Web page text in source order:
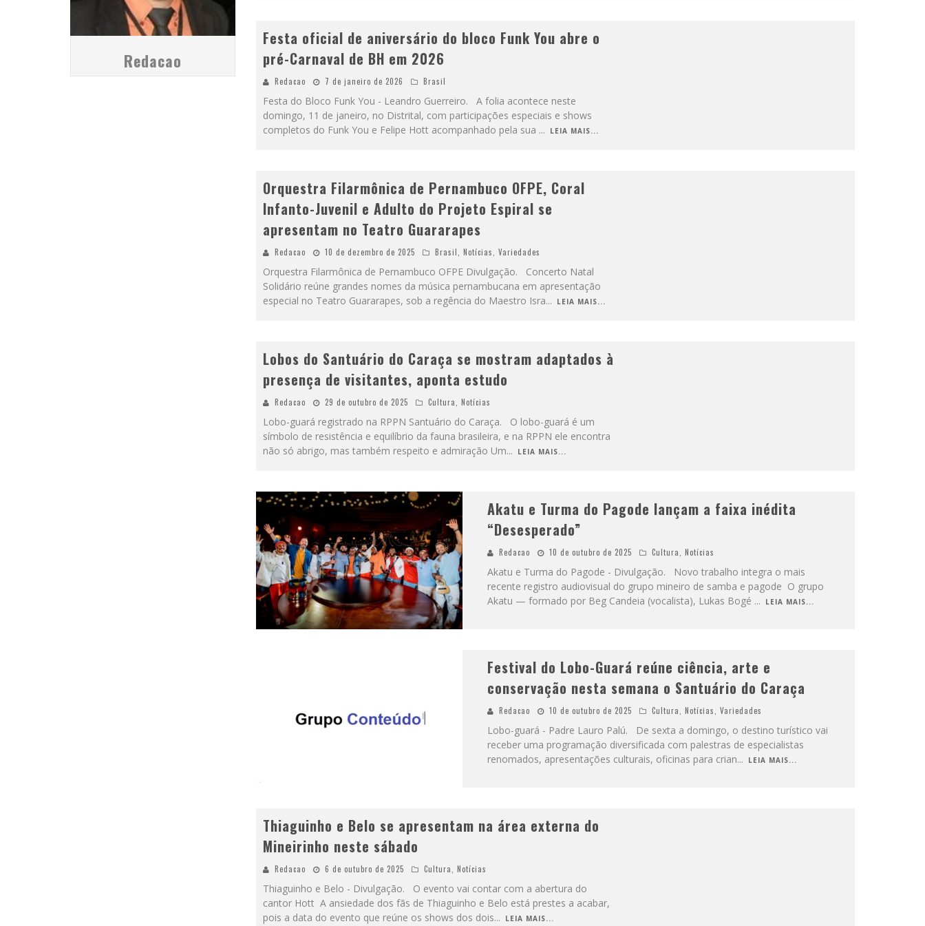
Redacao
Festa oficial de aniversário do bloco Funk You abre o
pré-Carnaval de BH em 2026
Redacao 7 de janeiro de 2026 Brasil
Festa do Bloco Funk You - Leandro Guerreiro. A folia acontece neste
domingo, 11 de janeiro, no Distrital, com participações especiais e shows
completos do Funk You e Felipe Hott acompanhado pela sua ... LEIA MAIS...
Orquestra Filarmônica de Pernambuco OFPE, Coral
Infanto-Juvenil e Adulto do Projeto Espiral se
apresentam no Teatro Guararapes
Redacao 10 de dezembro de 2025 Brasil Notícias Variedades
Orquestra Filarmônica de Pernambuco OFPE Divulgação. Concerto Natal
Solidário reúne grandes nomes da música pernambucana em apresentação
especial no Teatro Guararapes, sob a regência do Maestro Isra... LEIA MAIS...
Lobos do Santuário do Caraça se mostram adaptados à
presença de visitantes, aponta estudo
Redacao 29 de outubro de 2025 Cultura Notícias
Lobo-guará registrado na RPPN Santuário do Caraça. O lobo-guará é um
símbolo de resistência e equilíbrio da fauna brasileira, e na RPPN ele encontra
não só abrigo, mas também respeito e admiração Um... LEIA MAIS...
Akatu e Turma do Pagode lançam a faixa inédita
“Desesperado”
Redacao 10 de outubro de 2025 Cultura ,Notícias
Akatu e Turma do Pagode - Divulgação. Novo trabalho integra o mais
recente registro audiovisual do grupo mineiro de samba e pagode O grupo
Akatu — formado por Beg Candeia (vocalista), Lukas Bogé ... LEIA MAIS...
Festival do Lobo-Guará reúne ciência, arte e
conservação nesta semana o Santuário do Caraça
Redacao 10 de outubro de 2025 Cultura ,Notícias ,Variedades
Lobo-guará - Padre Lauro Palú. De sexta a domingo, o destino turístico vai
receber uma programação diversificada com palestras de especialistas
renomados, apresentações culturais, oficinas para crian... LEIA MAIS...
Thiaguinho e Belo se apresentam na área externa do
Mineirinho neste sábado
Redacao 6 de outubro de 2025 Cultura Notícias
Thiaguinho e Belo - Divulgação. O evento vai contar com a abertura do
cantor Hott A ansiedade dos fãs de Thiaguinho e Belo está prestes a acabar,
pois a data do evento que reúne os shows dos dois... LEIA MAIS...